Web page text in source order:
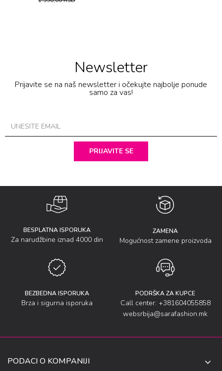
Newsletter
Prijavite se na naš newsletter i očekujte najbolje ponude
samo za vas!
PRIJAVITE SE
BESPLATNA ISPORUKA
Za narudžbine iznad 4000 din
ZAMENA
Mogućnost zamene proizvoda
BEZBEDNA ISPORUKA
Brza i sigurna isporuka
PODRŠKA ZA KUPCE
Call center: +381604055858
websrbija@sarafashion.mk
PODACI O KOMPANIJI